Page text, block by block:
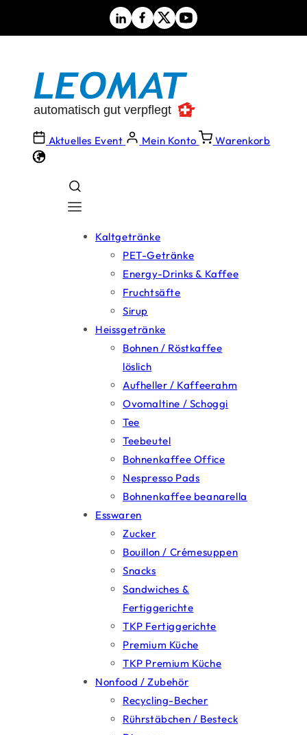
Aktuelles Event Mein Konto Warenkorb
Kaltgetränke
PET-Getränke
Energy-Drinks & Kaffee
Fruchtsäfte
Sirup
Heissgetränke
Bohnen / Röstkaffee
löslich
Aufheller / Kaffeerahm
Ovomaltine / Schoggi
Tee
Teebeutel
Bohnenkaffee Office
Nespresso Pads
Bohnenkaffee beanarella
Esswaren
Zucker
Bouillon / Crémesuppen
Snacks
Sandwiches &
Fertiggerichte
TKP Fertiggerichte
Premium Küche
TKP Premium Küche
Nonfood / Zubehör
Recycling-Becher
Rührstäbchen / Besteck